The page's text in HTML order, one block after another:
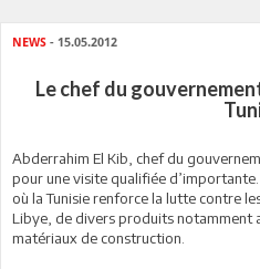
NEWS - 15.05.2012
Le chef du
Abderrahim El Kib, chef du
pour une visite qualifiée
où la Tunisie renforce la lutte contre
Libye, de divers produits notamment
matériaux de construction.